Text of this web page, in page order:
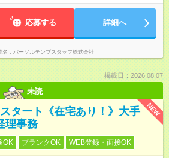
応募する 詳細へ
名 パーソルテンプスタッフ株式会社
掲載日：2026.08.07
未読
NEW
タート《在宅あり！》大手
理事務
OK ブランクOK WEB登録・面接OK